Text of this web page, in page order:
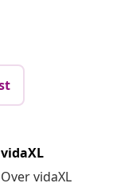
vidaXL
Over vidaXL